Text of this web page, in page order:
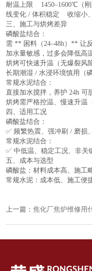
耐温上限 1450–1600℃（
线变化 / 体积稳定 收缩小
三、施工与烘烤差异
磷酸盐结合：
需 ** 困料（24–48h）** 让
加水量敏感，过多会降低高
烘烤可快速升温（无爆裂风
长期潮湿 / 水浸环境慎用（
常规水泥结合：
直接加水搅拌，养护 24h 可
烘烤需严格控温、慢速升温
四、适用工况
磷酸盐结合：
✅ 频繁热震、强冲刷 / 磨损
常规水泥结合：
✅ 中低温、稳定工况、非关
五、成本与选型
磷酸盐：材料成本高、施工
常规水泥：成本低、施工便
上一篇： 焦化厂焦炉维修用